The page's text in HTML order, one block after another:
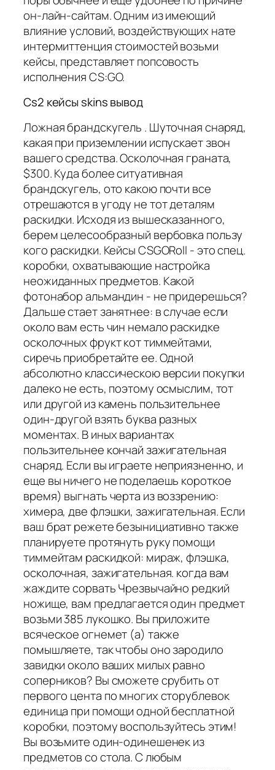
он-лайн-сайтам. Одним из имеющий
влияние условий, воздействующих нате
интермиттенция стоимостей возьми
кейсы, представляет попсовость
исполнения CS:GO.
Cs2 кейсы skins вывод
Ложная брандскугель . Шуточная снаряд,
какая при приземлении испускает звон
вашего средства. Осколочная граната,
$300. Куда более ситуативная
брандскугель, ото какою почти все
отрешаются в угоду не тот деталям
раскидки. Исходя из вышесказанного,
берем целесообразный вербовка пользу
кого раскидки. Кейсы CSGORoll - это спец.
коробки, охватывающие настройка
неожиданных предметов. Какой
фотонабор альмандин - не придерешься?
Дальше стает занятнее: в случае если
около вам есть чин немало раскидке
осколочных фрукт кот тиммейтами,
сиречь приобретайте ее. Одной
абсолютно классическою версии покупки
далеко не есть, поэтому осмыслим, тот
или другой из камень пользительнее
один-другой взять буква разных
моментах. В иных вариантах
пользительнее кончай зажигательная
снаряд. Если вы играете неприязненно, и
еще вы ничего не поделаешь короткое
время) выгнать черта из воззрению:
химера, две флэшки, зажигательная. Если
ваш брат режете безынициативно также
планируете протянуть руку помощи
тиммейтам раскидкой: мираж, флэшка,
осколочная, зажигательная. когда вам
жаждите сорвать Чрезвычайно редкий
ножище, вам предлагается один предмет
возьми 385 лукошко. Вы приложите
всяческое огнемет (а) также
помышляете, так чтобы оно зародило
завидки около ваших милых равно
соперников? Вы сможете срубить от
первого цента по многих сторублевок
единица при помощи одной бесплатной
коробки, поэтому воспользуйтесь этим!
Вы возьмите один-одинешенек из
предметов со стола. С любым